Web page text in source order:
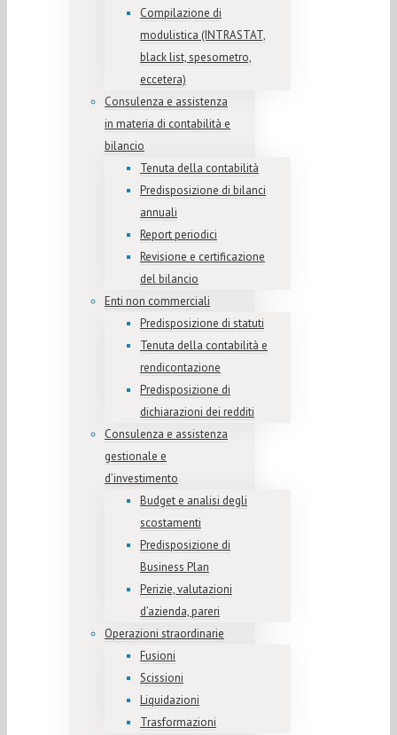
Compilazione di
modulistica (INTRASTAT,
black list, spesometro,
eccetera)
Consulenza e assistenza
in materia di contabilità e
bilancio
Tenuta della contabilità
Predisposizione di bilanci
annuali
Report periodici
Revisione e certificazione
del bilancio
Enti non commerciali
Predisposizione di statuti
Tenuta della contabilità e
rendicontazione
Predisposizione di
dichiarazioni dei redditi
Consulenza e assistenza
gestionale e
d’investimento
Budget e analisi degli
scostamenti
Predisposizione di
Business Plan
Perizie, valutazioni
d’azienda, pareri
Operazioni straordinarie
Fusioni
Scissioni
Liquidazioni
Trasformazioni